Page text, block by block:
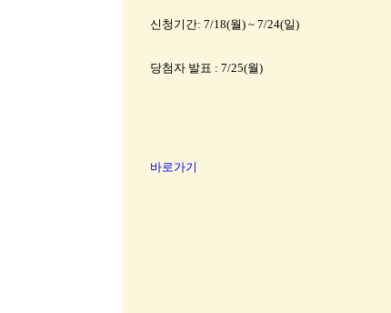
신청기간: 7/18(월) ~ 7/24(일)
당첨자 발표 : 7/25(월)
바로가기